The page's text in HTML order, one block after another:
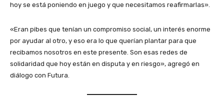
hoy se está poniendo en juego y que necesitamos reafirmarlas».
«Eran pibes que tenían un compromiso social, un interés enorme
por ayudar al otro, y eso era lo que querían plantar para que
recibamos nosotros en este presente. Son esas redes de
solidaridad que hoy están en disputa y en riesgo», agregó en
diálogo con Futura.